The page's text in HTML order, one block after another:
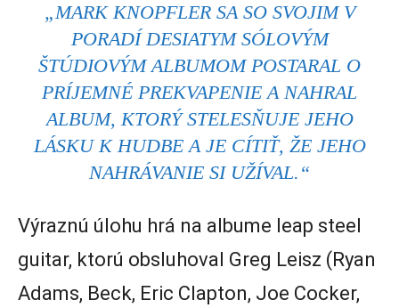
„MARK KNOPFLER SA SO SVOJIM V
PORADÍ DESIATYM SÓLOVÝM
ŠTÚDIOVÝM ALBUMOM POSTARAL O
PRÍJEMNÉ PREKVAPENIE A NAHRAL
ALBUM, KTORÝ STELESŇUJE JEHO
LÁSKU K HUDBE A JE CÍTIŤ, ŽE JEHO
NAHRÁVANIE SI UŽÍVAL.“
Výraznú úlohu hrá na albume leap steel
guitar, ktorú obsluhoval Greg Leisz (Ryan
Adams, Beck, Eric Clapton, Joe Cocker,